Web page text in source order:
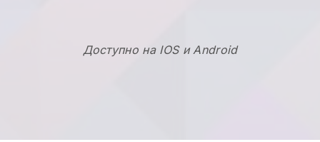
Доступно на IOS и Android